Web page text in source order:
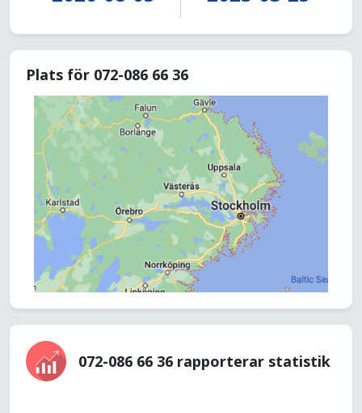
Plats för 072-086 66 36
072-086 66 36 rapporterar statistik